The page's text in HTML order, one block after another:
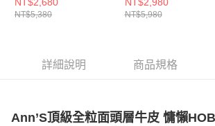
資料（包含姓名、電話或地址）提供予台灣大哥大進
※ 交易是否成功請以「AFTEE先享後付 」之結帳頁面
是否繳費成功／繳費後需取消欲退款等相關疑問，請
１．透過由恩沛科技股份有限公司提供之「AFTEE先
https://aftee.tw/terms/#terms3
付款後萊爾富取貨
每筆NT$100，滿NT$999(含以上)免運費
每筆NT$100，滿NT$999(含以上)免運費
NT$5,380 NT$5,980
詳細說明 商品規格
Ann’S頂級全粒面頭層牛皮 慵懶